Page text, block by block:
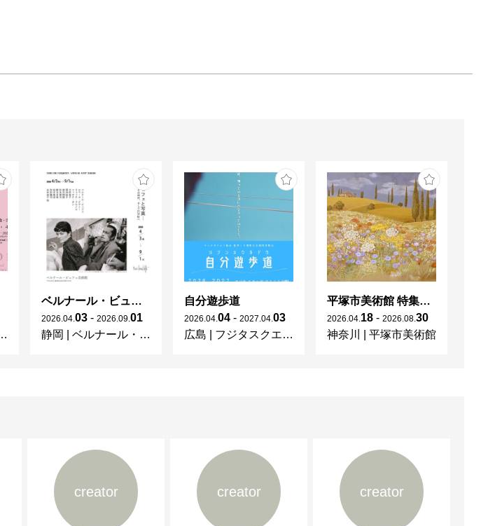
ベルナール・ビュフェと写真 ーカメラがとらえたビュフェとその時代、そして21 世紀へ
2026 04 03 - 2026 09 01
静岡
ベルナール・ビュフェ美術館
自分遊歩道
2026 04 04 - 2027 04 03
広島
フジタスクエアまるくる大野
平塚市美術館 特集展 花の表現、その多様性／特別展示 新収蔵品展
2026 04 18 - 2026 08 30
神奈川
平塚市美術館
creator creator creator